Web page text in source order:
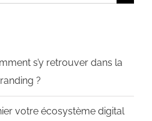
s’y retrouver dans la
?
votre écosystème digital